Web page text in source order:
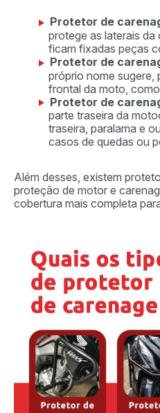
Protetor de
protege as laterais da
ficam fixadas peças
Protetor de
próprio nome sugere,
frontal da moto,
Protetor de
parte traseira da
traseira, paralama e
casos de quedas ou
Além desses, existem
proteção de motor e
cobertura mais completa